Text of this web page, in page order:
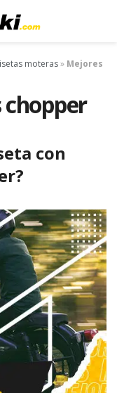
moteras» Mejores
con